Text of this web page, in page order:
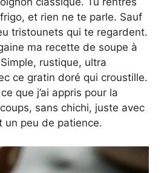
et rien ne te parle. Sauf
tristounets qui te regardent.
ma recette de soupe à
rustique, ultra
ce gratin doré qui croustille.
que j’ai appris pour la
sans chichi, juste avec
un peu de patience.